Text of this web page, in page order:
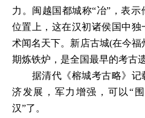
力。闽越国都城称“冶”，表
位置上，这在汉初诸侯国中
术闻名天下。新店古城(在今
期炼铁炉，是全国最早的考古
据清代《榕城考古略》
济发展，军力增强，可以“
汉”了。